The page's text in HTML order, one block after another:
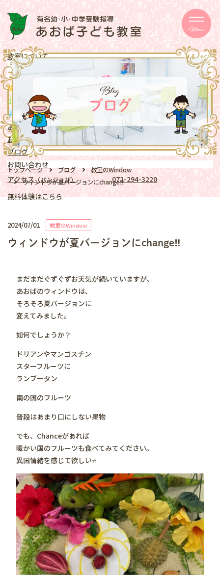
Menu
教室について
メッセージ 取り組み
幼児
school
小学生クラス
school中学生クラス
よくある質問
お知らせ
ブログ
お問い合わせ
アクセス（パンジョ2F）
072-294-3220
無料体験はこちら
Blog
ブログ
トップページ ブログ
教室のWindow
ウィンドウが夏バージョンにchange‼️
2024/07/01 教室のWindow
ウィンドウが夏バージョンにchange‼️
まだまだぐずぐずお天気が続いていますが、
あおばのウィンドウは、
そろそろ夏バージョンに
変えてみました。
如何でしょうか？
ドリアンやマンゴスチン
スターフルーツに
ランブータン
南の国のフルーツ
普段はあまり口にしない果物
でも、Chanceがあれば
暖かい国のフルーツも食べてみてください。
異国情緒を感じて欲しい⭐️